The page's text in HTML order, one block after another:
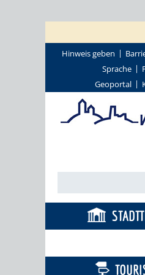
Hinweis geben
Sprache
Geoportal